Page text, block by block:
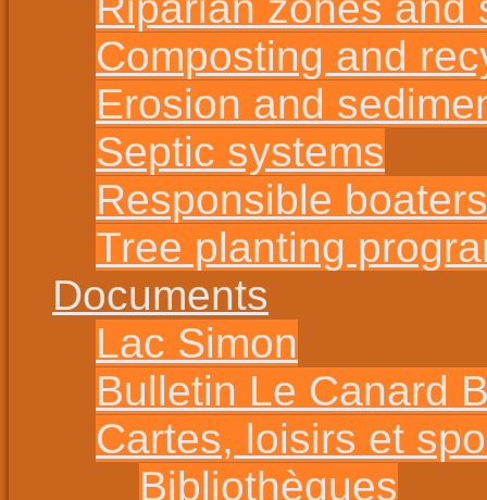
Composting and
Erosion and
Septic systems
Responsible boaters
Tree planting
Documents
Lac Simon
Bulletin Le Canard
Cartes, loisirs et
Bibliothèques